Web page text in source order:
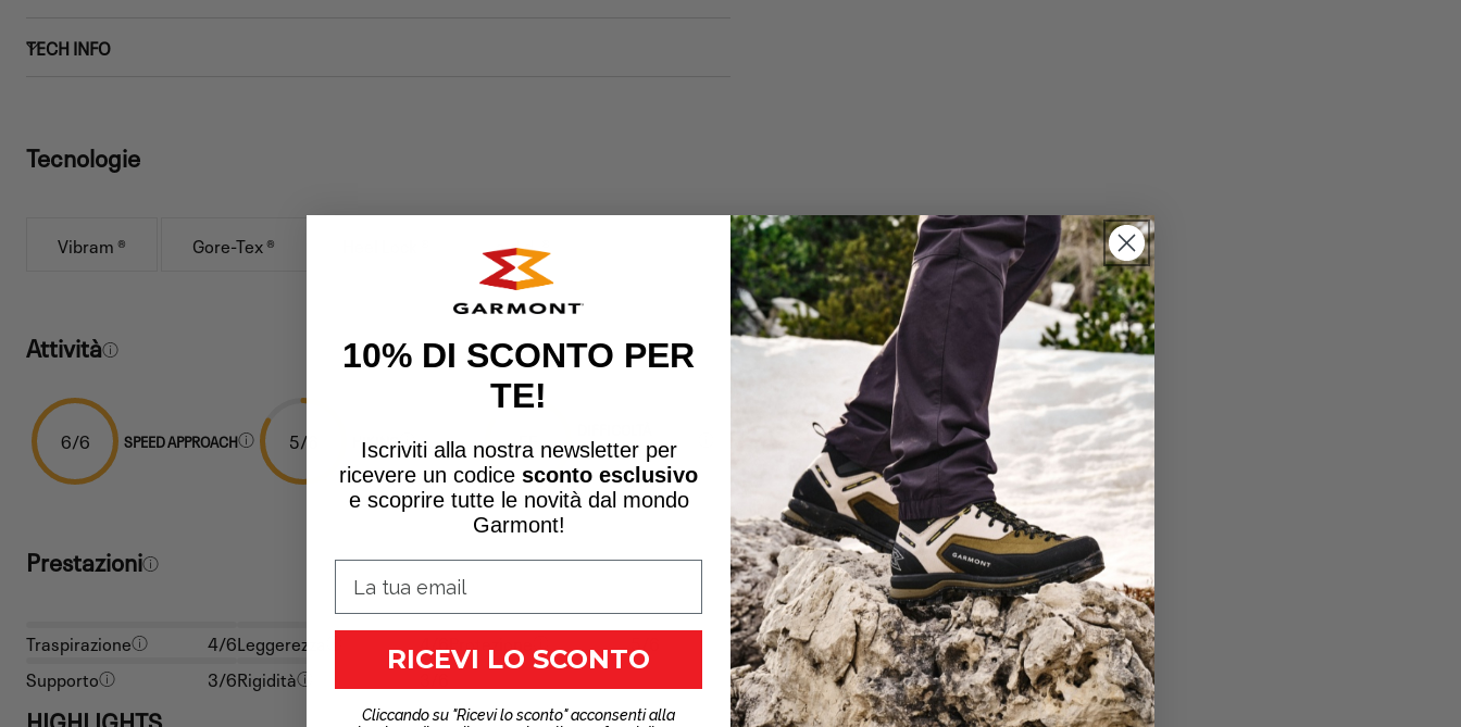
TECH INFO
Tecnologie
Vibram ® Gore-Tex ® a.d.d. ®
Attività
6/6 SPEED APPROACH 5/6 HIKING EE
PERCORSI
Prestazioni
Traspirazione 4/6Leggerezza
Supporto
3/6Rigidità
HIGHLIGHTS
10% DI SCONTO PER
TE!
Iscriviti alla nostra newsletter per
ricevere un codice sconto esclusivo
e scoprire tutte le novità dal mondo
Garmont!
RICEVI LO SCONTO
Cliccando su "Ricevi lo sconto" acconsenti alla